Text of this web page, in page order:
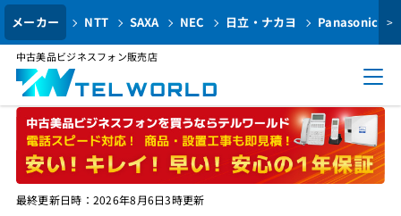
メーカー NTT SAXA NEC 日立・ナカヨ Panasonic >
中古美品ビジネスフォン販売店
最終更新日時：2026年8月6日3時更新